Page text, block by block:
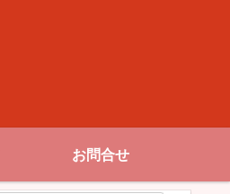
お問合せ